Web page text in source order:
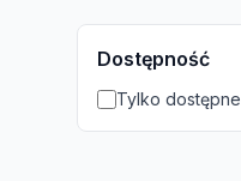
Dostępność
Tylko dostępne